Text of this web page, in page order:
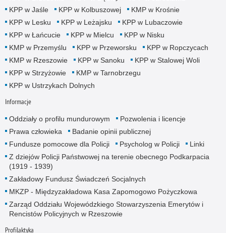
KPP w Jaśle
KPP w Kolbuszowej
KMP w Krośnie
KPP w Lesku
KPP w Leżajsku
KPP w Lubaczowie
KPP w Łańcucie
KPP w Mielcu
KPP w Nisku
KMP w Przemyślu
KPP w Przeworsku
KPP w Ropczycach
KMP w Rzeszowie
KPP w Sanoku
KPP w Stalowej Woli
KPP w Strzyżowie
KMP w Tarnobrzegu
KPP w Ustrzykach Dolnych
Informacje
Oddziały o profilu mundurowym
Pozwolenia i licencje
Prawa człowieka
Badanie opinii publicznej
Fundusze pomocowe dla Policji
Psycholog w Policji
Linki
Z dziejów Policji Państwowej na terenie obecnego Podkarpacia
(1919 - 1939)
Zakładowy Fundusz Świadczeń Socjalnych
MKZP - Międzyzakładowa Kasa Zapomogowo Pożyczkowa
Zarząd Oddziału Wojewódzkiego Stowarzyszenia Emerytów i
Rencistów Policyjnych w Rzeszowie
Profilaktyka